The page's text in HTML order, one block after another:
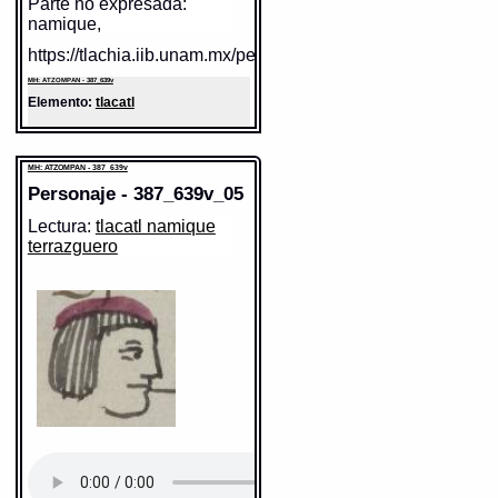
namique,
https://tlachia.iib.unam.mx/personaje/387_639v_03
MH: ATZOMPAN - 387_639v
Elemento: tlacatl
Sentido: hombre
Valor fonético: tlacatl
https://tlachia.iib.unam.mx/elemento/01.01.01
Tipo:r.n.
Traducción uno: persona
MH: ATZOMPAN - 387_639v
Personaje - 387_639v_05
Lectura: tlacatl namique
terrazguero